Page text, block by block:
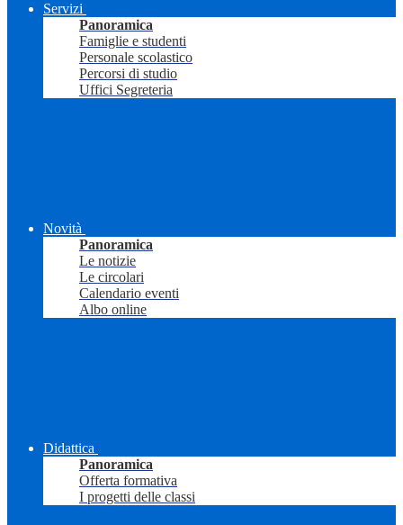
Servizi
Panoramica
Famiglie e studenti
Personale scolastico
Percorsi di studio
Uffici Segreteria
Novità
Panoramica
Le notizie
Le circolari
Calendario eventi
Albo online
Didattica
Panoramica
Offerta formativa
I progetti delle classi